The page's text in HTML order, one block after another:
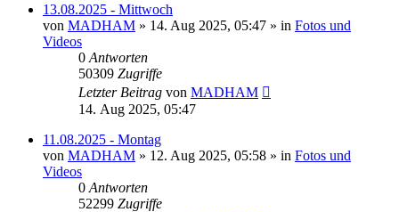
13.08.2025 - Mittwoch
von MADHAM » 14. Aug 2025, 05:47 » in Fotos und
Videos
0 Antworten
50309 Zugriffe
Letzter Beitrag von MADHAM
14. Aug 2025, 05:47
11.08.2025 - Montag
von MADHAM » 12. Aug 2025, 05:58 » in Fotos und
Videos
0 Antworten
52299 Zugriffe